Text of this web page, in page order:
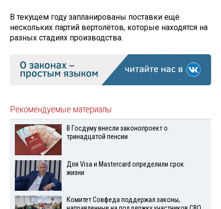
В текущем году запланированы поставки ещё
нескольких партий вертолётов, которые находятся на
разных стадиях производства.
Рекомендуемые материалы
В Госдуму внесли законопроект о
тринадцатой пенсии
Для Visа и Mastercard определили срок
жизни
Комитет Совфеда поддержал законы,